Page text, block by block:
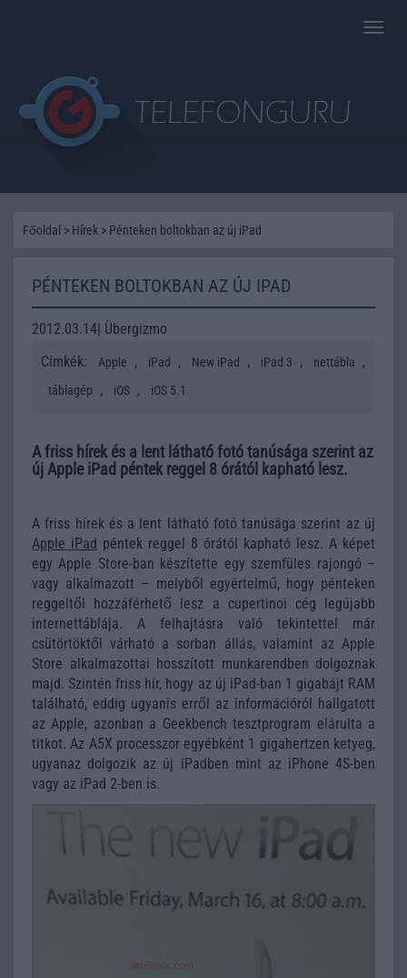
Toggle
Főoldal > Hírek > Pénteken boltokban az új iPad
PÉNTEKEN BOLTOKBAN AZ ÚJ IPAD
2012.03.14| Übergizmo
Címkék:
Apple , iPad , New iPad , iPad 3 , nettábla ,
táblagép , iOS , iOS 5.1
A friss hírek és a lent látható fotó tanúsága szerint az
új Apple iPad péntek reggel 8 órától kapható lesz.
A friss hírek és a lent látható fotó tanúsága szerint az új
Apple iPad péntek reggel 8 órától kapható lesz. A képet
egy Apple Store-ban készítette egy szemfüles rajongó –
vagy alkalmazott – melyből egyértelmű, hogy pénteken
reggeltől hozzáférhető lesz a cupertinoi cég legújabb
internettáblája. A felhajtásra való tekintettel már
csütörtöktől várható a sorban állás, valamint az Apple
Store alkalmazottai hosszított munkarendben dolgoznak
majd. Szintén friss hír, hogy az új iPad-ban 1 gigabájt RAM
található, eddig ugyanis erről az információról hallgatott
az Apple, azonban a Geekbench tesztprogram elárulta a
titkot. Az A5X processzor egyébként 1 gigahertzen ketyeg,
ugyanaz dolgozik az új iPadben mint az iPhone 4S-ben
vagy az iPad 2-ben is.